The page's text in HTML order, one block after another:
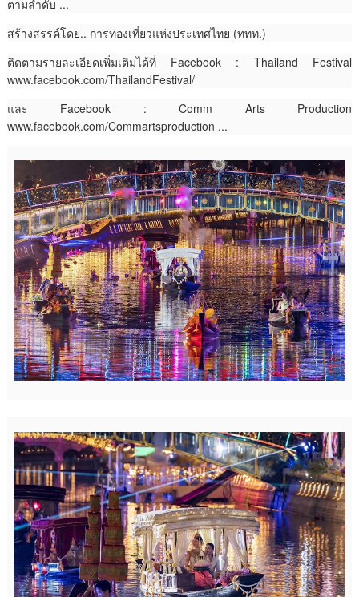
ตามลำดับ ...
สร้างสรรค์โดย.. การท่องเที่ยวแห่งประเทศไทย (ททท.)
ติดตามรายละเอียดเพิ่มเติมได้ที่ Facebook : Thailand Festival
www.facebook.com/ThailandFestival/
และ Facebook : Comm Arts Production
www.facebook.com/Commartsproduction ...